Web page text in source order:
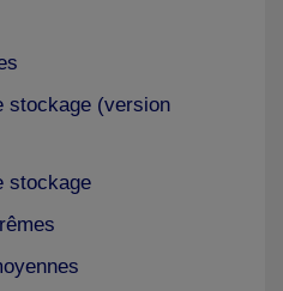
stockage (version
stockage